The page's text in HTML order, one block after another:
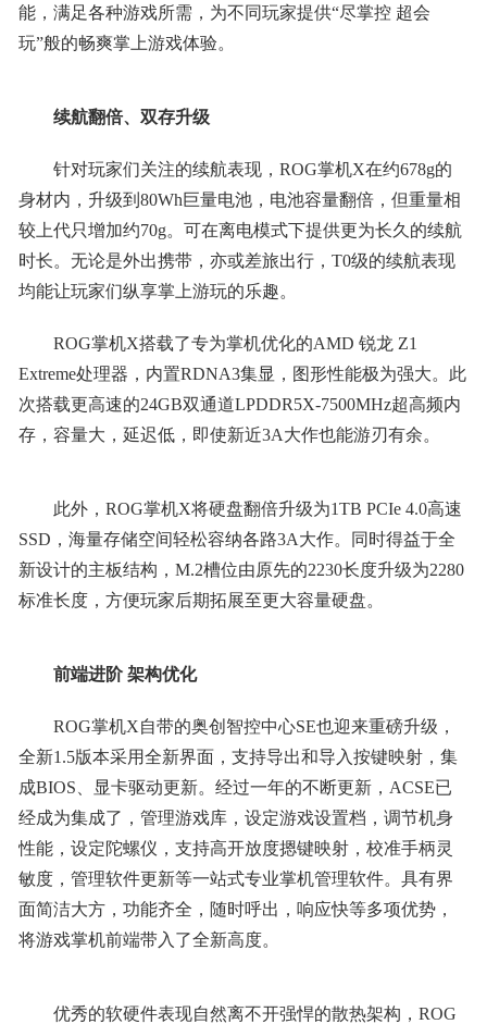
能，满足各种游戏所需，为不同玩家提供“尽掌控 超会
玩”般的畅爽掌上游戏体验。
续航翻倍、 双存升级
针对玩家们关注的续航表现，ROG掌机X在约678g的
身材内，升级到80Wh巨量电池，电池容量翻倍，但重量相
较上代只增加约70g。可在离电模式下提供更为长久的续航
时长。无论是外出携带，亦或差旅出行，T0级的续航表现
均能让玩家们纵享掌上游玩的乐趣。
ROG掌机X搭载了专为掌机优化的AMD 锐龙 Z1
Extreme处理器，内置RDNA3集显，图形性能极为强大。此
次搭载更高速的24GB双通道LPDDR5X-7500MHz超高频内
存，容量大，延迟低，即使新近3A大作也能游刃有余。
此外，ROG掌机X将硬盘翻倍升级为1TB PCIe 4.0高速
SSD，海量存储空间轻松容纳各路3A大作。同时得益于全
新设计的主板结构，M.2槽位由原先的2230长度升级为2280
标准长度，方便玩家后期拓展至更大容量硬盘。
前端进阶 架构优化
ROG掌机X自带的奥创智控中心SE也迎来重磅升级，
全新1.5版本采用全新界面，支持导出和导入按键映射，集
成BIOS、显卡驱动更新。经过一年的不断更新，ACSE已
经成为集成了，管理游戏库，设定游戏设置档，调节机身
性能，设定陀螺仪，支持高开放度摁键映射，校准手柄灵
敏度，管理软件更新等一站式专业掌机管理软件。具有界
面简洁大方，功能齐全，随时呼出，响应快等多项优势，
将游戏掌机前端带入了全新高度。
优秀的软硬件表现自然离不开强悍的散热架构，ROG